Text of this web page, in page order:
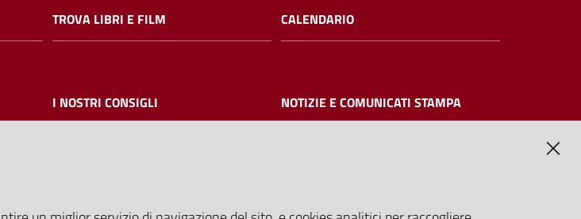
TROVA LIBRI E FILM CALENDARIO
I NOSTRI CONSIGLI NOTIZIE E COMUNICATI STAMPA